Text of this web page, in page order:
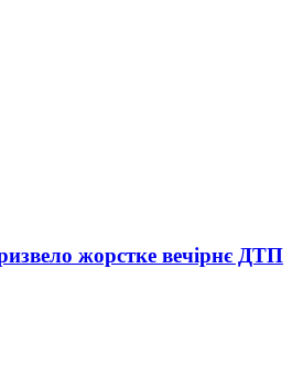
жорстке вечірнє ДТП